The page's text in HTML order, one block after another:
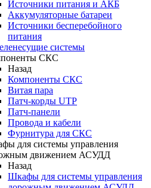
Источники питания и АКБ
Аккумуляторные батареи
Источники бесперебойного
питания
системы
СКС
Назад
Компоненты СКС
Витая пара
Патч-корды UTP
Патч-панели
Провода и кабели
Фурнитура для СКС
для системы управления
движением АСУДД
Назад
Шкафы для системы управления